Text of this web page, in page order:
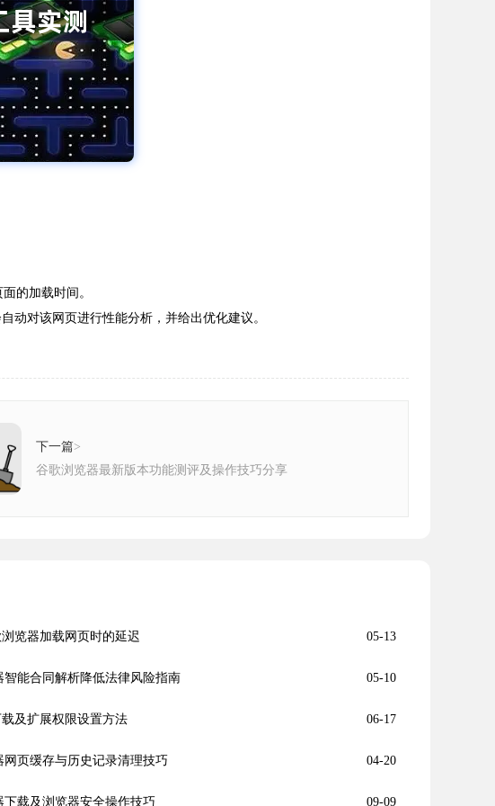
的加载时间。
动对该网页进行性能分析，并给出优化建议。
下一篇>
谷歌浏览器最新版本功能测评及操作技巧分享
览器加载网页时的延迟 05-13
智能合同解析降低法律风险指南 05-10
及扩展权限设置方法 06-17
网页缓存与历史记录清理技巧 04-20
下载及浏览器安全操作技巧 09-09